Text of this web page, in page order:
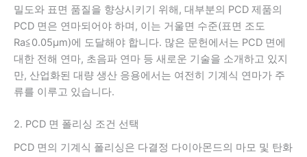
밀도와 표면 품질을 향상시키기 위해, 대부분의 PCD 제품의
PCD 면은 연마되어야 하며, 이는 거울면 수준(표면 조도
Ra≦0.05μm)에 도달해야 합니다. 많은 문헌에서는 PCD 면에
대한 전해 연마, 초음파 연마 등 새로운 기술을 소개하고 있지
만, 산업화된 대량 생산 응용에서는 여전히 기계식 연마가 주
류를 이루고 있습니다.
2. PCD 면 폴리싱 조건 선택
PCD 면의 기계식 폴리싱은 다결정 다이아몬드의 마모 및 탄화